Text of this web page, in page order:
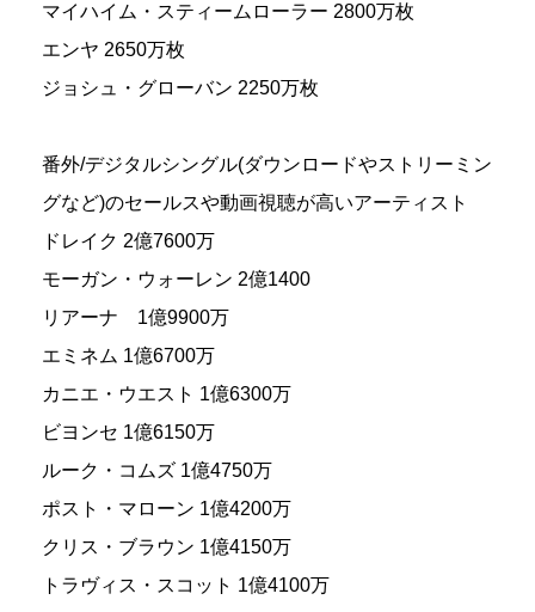
マイハイム・スティームローラー 2800万枚
エンヤ 2650万枚
ジョシュ・グローバン 2250万枚
番外/デジタルシングル(ダウンロードやストリーミン
グなど)のセールスや動画視聴が高いアーティスト
ドレイク 2億7600万
モーガン・ウォーレン 2億1400
リアーナ 1億9900万
エミネム 1億6700万
カニエ・ウエスト 1億6300万
ビヨンセ 1億6150万
ルーク・コムズ 1億4750万
ポスト・マローン 1億4200万
クリス・ブラウン 1億4150万
トラヴィス・スコット 1億4100万